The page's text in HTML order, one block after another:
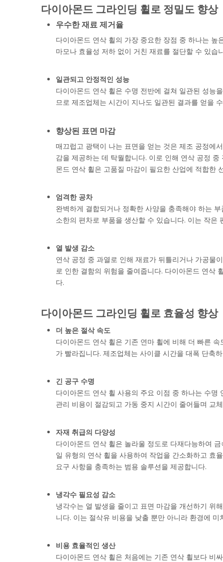
다이아몬드 그라인딩 휠로 정밀도 향상
우수한 재료 제거율
다이아몬드 연삭 휠의 가장 중요한 장점 중 하나는
마모나 효율성 저하 없이 거친 재료를 절단할 수 있
일관되고 안정적인 성능
다이아몬드 연삭 휠은 수명 전반에 걸쳐 일관된 성능
므로 제조업체는 시간이 지나도 일관된 결과를 얻을
향상된 표면 마감
매끄럽고 광택이 나는 표면을 얻는 것은 제조 공정에
감을 제공하는 데 탁월합니다. 이로 인해 연삭 공정
몬드 연삭 휠은 고품질 마감이 필요한 산업에 적합한
엄격한 공차
완벽하게 결합되거나 정확한 사양을 충족해야 하는
소한의 편차로 부품을 생산할 수 있습니다. 이는 작
열 발생 감소
연삭 공정 중 과열로 인해 재료가 뒤틀리거나 가공물
로 인한 결함의 위험을 줄여줍니다. 다이아몬드 연삭
다.
다이아몬드 그라인딩 휠로 효율성 향상
더 높은 절삭 속도
다이아몬드 연삭 휠은 기존 연마 휠에 비해 더 빠른
가 빨라집니다. 제조업체는 사이클 시간을 대폭 단축
긴 공구 수명
다이아몬드 연삭 휠 사용의 주요 이점 중 하나는 수
관리 비용이 절감되고 가동 중지 시간이 줄어들며 교
자재 취급의 다양성
다이아몬드 연삭 휠은 놀라울 정도로 다재다능하여
일 유형의 연삭 휠을 사용하여 작업을 간소화하고 효
요구 사항을 충족하는 범용 솔루션을 제공합니다.
냉각수 필요성 감소
냉각수는 열 발생을 줄이고 표면 마감을 개선하기 위
니다. 이는 절삭유 비용을 낮출 뿐만 아니라 환경에
비용 효율적인 생산
다이아몬드 연삭 휠은 처음에는 기존 연삭 휠보다 비